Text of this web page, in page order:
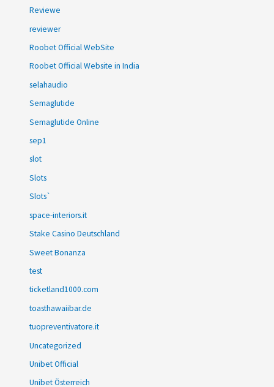
Reviewe
reviewer
Roobet Official WebSite
Roobet Official Website in India
selahaudio
Semaglutide
Semaglutide Online
sep1
slot
Slots
Slots`
space-interiors.it
Stake Casino Deutschland
Sweet Bonanza
test
ticketland1000.com
toasthawaiibar.de
tuopreventivatore.it
Uncategorized
Unibet Official
Unibet Österreich